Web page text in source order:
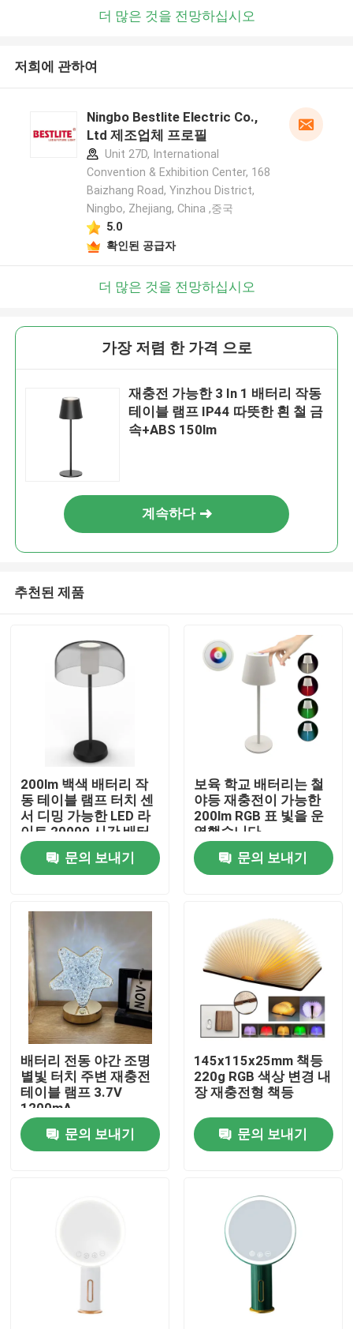
집
제품
화면
VR 전시회
우리에 대하여
공장 여행
인용문을 요구하세요
더 많은 것을 전망하십시오
저희에 관하여
Ningbo Bestlite Electric Co.,
Ltd 제조업체 프로필
Unit 27D, International
Convention & Exhibition Center, 168
Baizhang Road, Yinzhou District,
Ningbo, Zhejiang, China ,중국
5.0
확인된 공급자
더 많은 것을 전망하십시오
가장 저렴 한 가격 으로
재충전 가능한 3 In 1 배터리 작동
테이블 램프 IP44 따뜻한 흰 철 금
속+ABS 150lm
계속하다
추천된 제품
200lm 백색 배터리 작
동 테이블 램프 터치 센
서 디밍 가능한 LED 라
이트 20000 시간 배터
리 수명
문의 보내기
보육 학교 배터리는 철
야등 재충전이 가능한
200lm RGB 표 빛을 운
영했습니다
문의 보내기
배터리 전동 야간 조명
별빛 터치 주변 재충전
테이블 램프 3.7V
1200mA
문의 보내기
145x115x25mm 책등
220g RGB 색상 변경 내
장 재충전형 책등
문의 보내기